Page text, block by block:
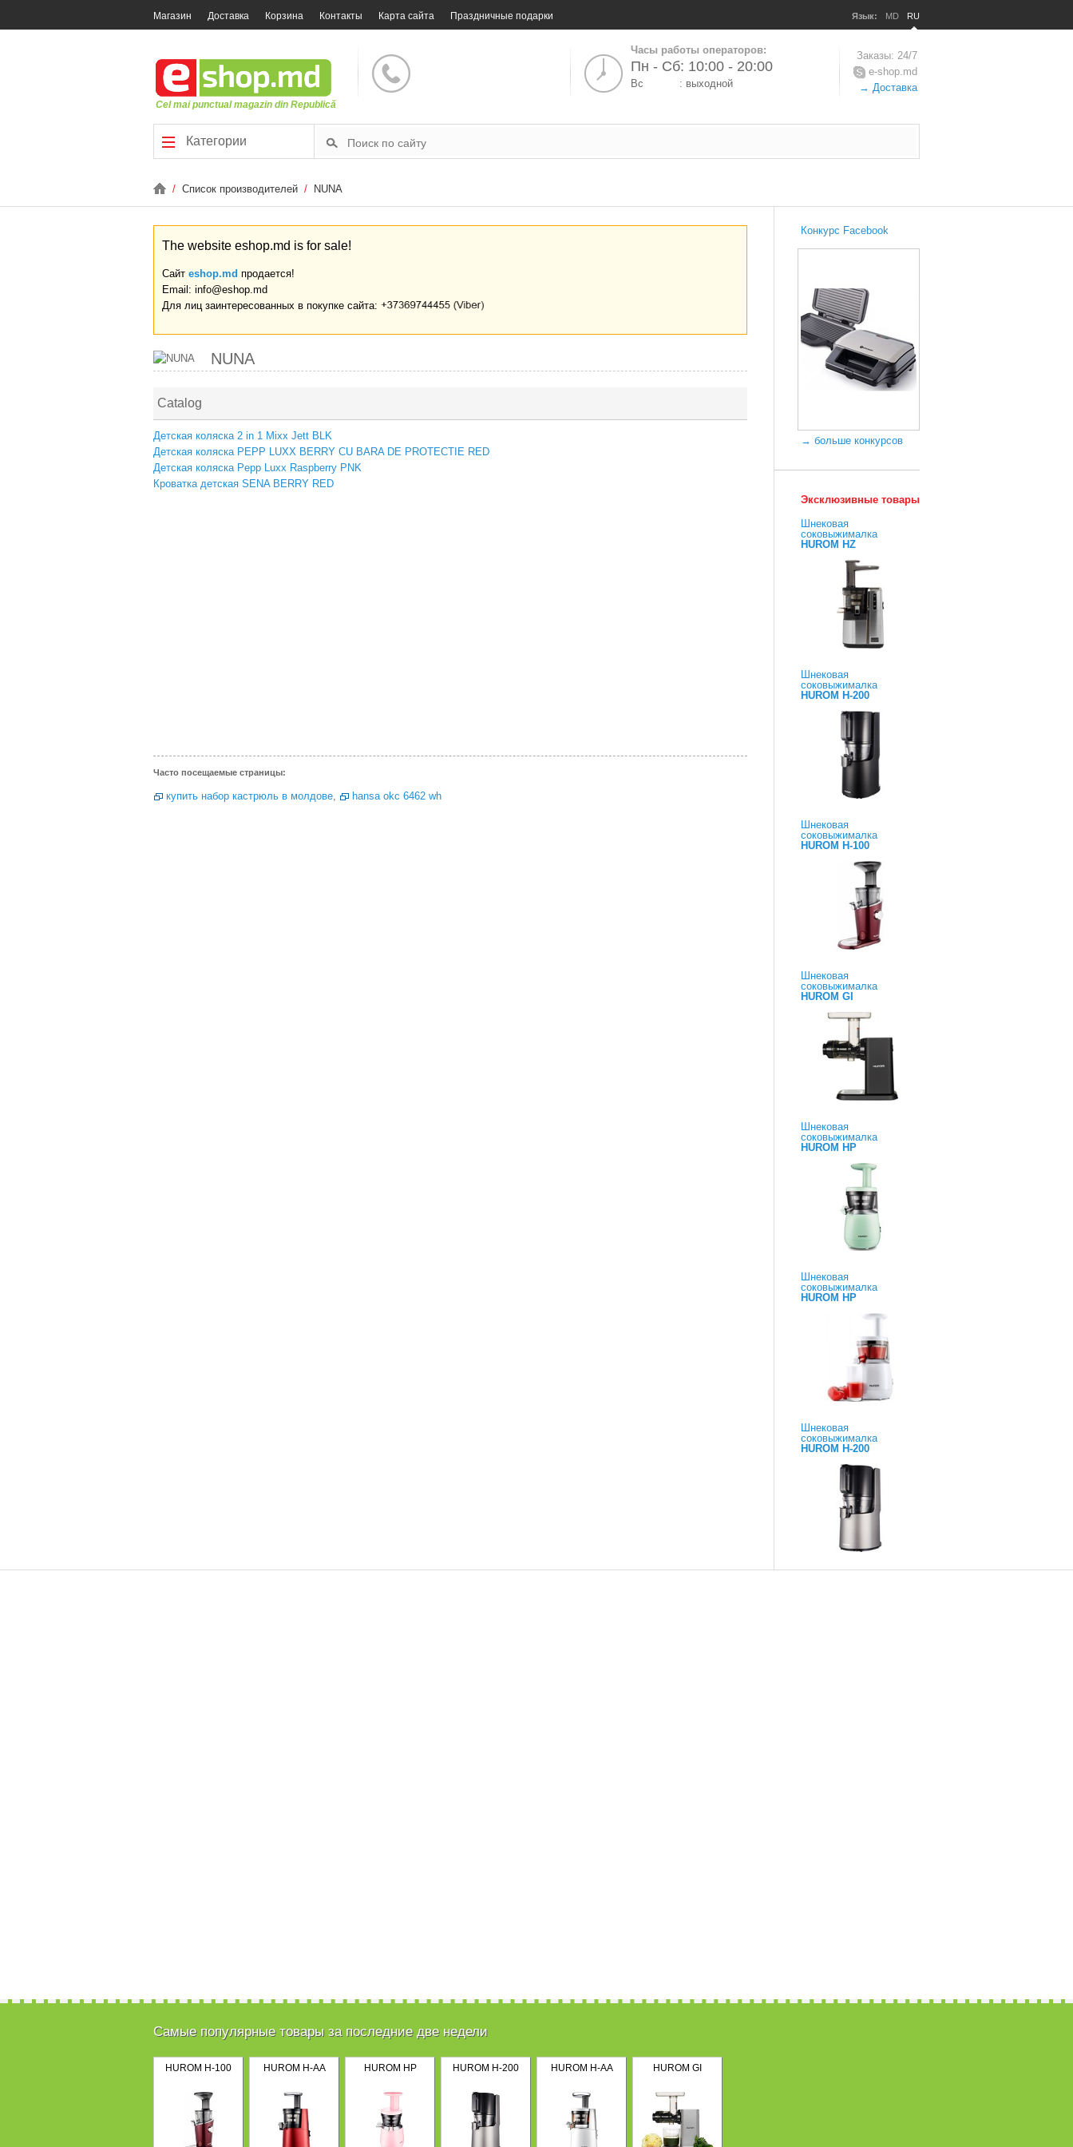
Магазин Доставка Корзина Контакты Карта сайта Праздничные подарки Язык: MD RU
Cel mai punctual magazin din Republică
Часы работы операторов:
Пн - Сб: 10:00 - 20:00
Вс : выходной
Заказы: 24/7
e-shop.md
→ Доставка
Категории
/ Список производителей / NUNA
The website eshop.md is for sale!
Сайт eshop.md продается!
Email: info@eshop.md
Для лиц заинтересованных в покупке сайта:
NUNA
Catalog
Детская коляска 2 in 1 Mixx Jett BLK
Детская коляска PEPP LUXX BERRY CU BARA DE PROTECTIE RED
Детская коляска Pepp Luxx Raspberry PNK
Кроватка детская SENA BERRY RED
Часто посещаемые страницы:
купить набор кастрюль в молдове, hansa okc 6462 wh
Конкурс Facebook
→ больше конкурсов
Эксклюзивные товары
Шнековая
соковыжималка
HUROM HZ
Шнековая
соковыжималка
HUROM H-200
Шнековая
соковыжималка
HUROM H-100
Шнековая
соковыжималка
HUROM GI
Шнековая
соковыжималка
HUROM HP
Шнековая
соковыжималка
HUROM HP
Шнековая
соковыжималка
HUROM H-200
Самые популярные товары за последние две недели
HUROM H-100 HUROM H-AA HUROM HP HUROM H-200 HUROM H-AA HUROM GI